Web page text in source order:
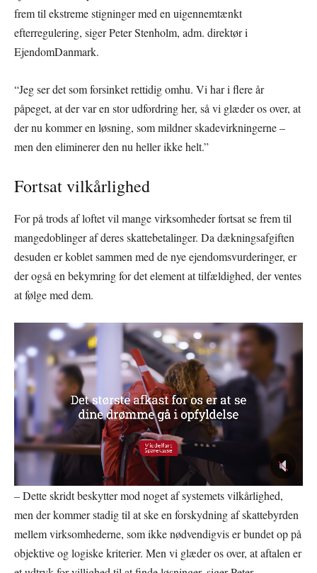
frem til ekstreme stigninger med en uigennemtænkt
efterregulering, siger Peter Stenholm, adm. direktør i
EjendomDanmark.
“Jeg ser det som forsinket rettidig omhu. Vi har i flere år
påpeget, at der var en stor udfordring her, så vi glæder os over, at
der nu kommer en løsning, som mildner skadevirkningerne –
men den eliminerer den nu heller ikke helt.”
Fortsat vilkårlighed
For på trods af loftet vil mange virksomheder fortsat se frem til
mangedoblinger af deres skattebetalinger. Da dækningsafgiften
desuden er koblet sammen med de nye ejendomsvurderinger, er
der også en bekymring for det element at tilfældighed, der ventes
at følge med dem.
– Dette skridt beskytter mod noget af systemets vilkårlighed,
men der kommer stadig til at ske en forskydning af skattebyrden
mellem virksomhederne, som ikke nødvendigvis er bundet op på
objektive og logiske kriterier. Men vi glæder os over, at aftalen er